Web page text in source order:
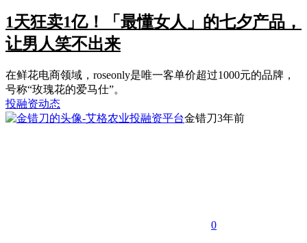
1天狂卖1亿！「最懂女人」的七夕产品，
让男人笑不出来
在鲜花电商领域，roseonly是唯一客单价超过1000元的品牌，
号称“玫瑰花的爱马仕”。
投融资动态
金错刀3年前
0